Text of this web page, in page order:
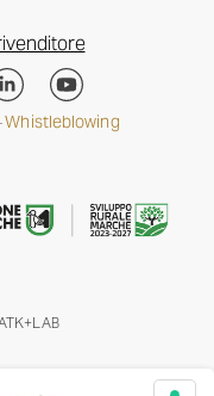
Whistleblowing